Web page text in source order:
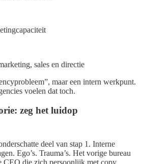
sales en directie
maar een intern werkpunt.
voelen dat toch.
zeg het luidop
deel van stap 1. Interne
Ego’s. Trauma’s. Het vorige bureau
CEO die zich persoonlijk met copy